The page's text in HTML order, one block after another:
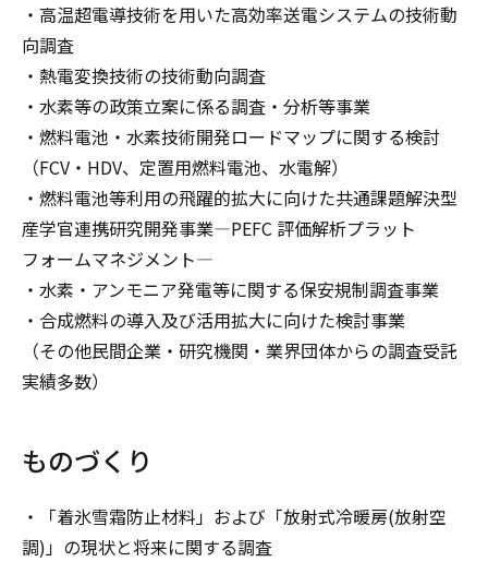
・高温超電導技術を用いた高効率送電システムの技術動
向調査
・熱電変換技術の技術動向調査
・水素等の政策立案に係る調査・分析等事業
・燃料電池・水素技術開発ロードマップに関する検討
（FCV・HDV、定置用燃料電池、水電解）
・燃料電池等利用の飛躍的拡大に向けた共通課題解決型
産学官連携研究開発事業―PEFC 評価解析プラット
フォームマネジメント―
・水素・アンモニア発電等に関する保安規制調査事業
・合成燃料の導入及び活用拡大に向けた検討事業
（その他民間企業・研究機関・業界団体からの調査受託
実績多数）
ものづくり
・「着氷雪霜防止材料」および「放射式冷暖房(放射空
調)」の現状と将来に関する調査